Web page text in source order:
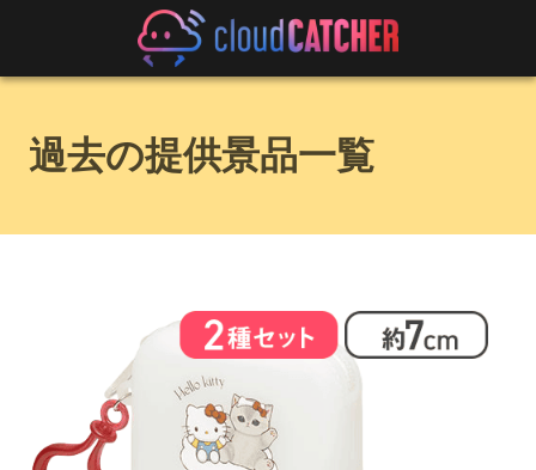
過去の提供景品一覧